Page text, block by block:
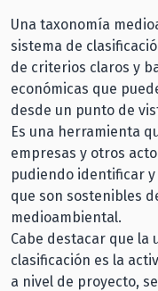
Una taxonomía
sistema de
de criterios claros y
económicas que
desde un punto de
Es una herramienta
empresas y otros
pudiendo identificar
que son sostenibles
medioambiental.
Cabe destacar que la
clasificación es la
a nivel de proyecto,